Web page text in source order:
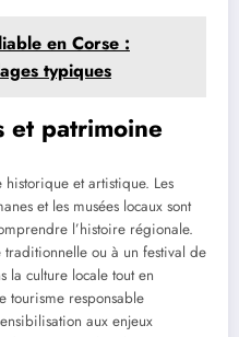
en Corse :
typiques
et patrimoine
et artistique. Les
et les musées locaux sont
l’histoire régionale.
traditionnelle ou à un festival de
la culture locale tout en
tourisme responsable
aux enjeux